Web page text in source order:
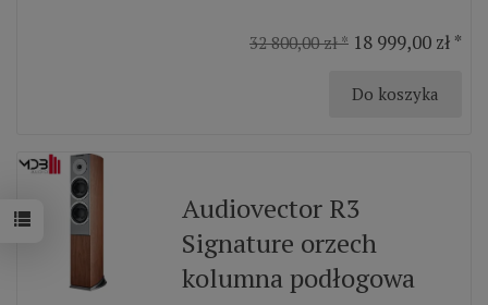
32 800,00 zł * 18 999,00 zł *
Do koszyka
Audiovector R3
Signature orzech
kolumna podłogowa